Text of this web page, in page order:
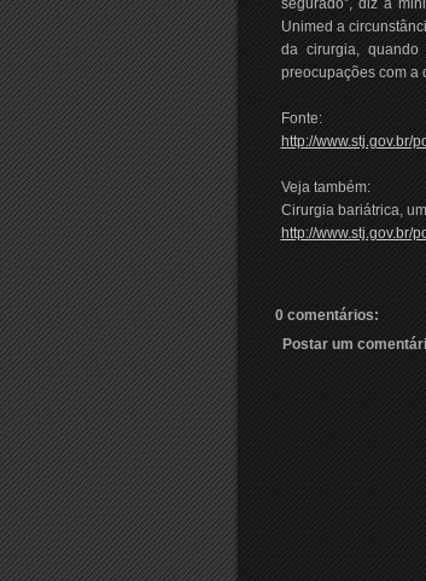
segurado”, diz a
Unimed a
da cirurgia,
preocupações com a
Fonte:
http://www.stj.gov.br/
Veja também:
Cirurgia bariátrica,
http://www.stj.gov.br/
0 comentários:
Postar um